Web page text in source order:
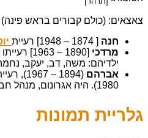
צאצאים: (כולם קבורים בראש פינה)
חנה [ 1874 – 1948] רעיית
מרדכי
ילדיהם: משה, דב, יעקב,
אברהם
1980). היה אגרונום, מנהל חברת "הכשרה" בע"מ, ת"א.
גלריית תמונות